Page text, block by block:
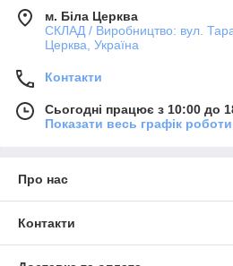
м. Біла Церква
СКЛАД / Виробництво: вул.
Церква, Україна
Контакти
Сьогодні працює з 10:00 до
Показати весь графік роботи
Про нас
Контакти